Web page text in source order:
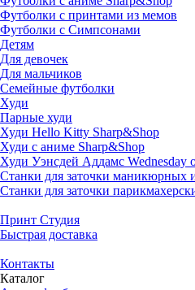
Футболки с принтами из мемов
Футболки с Симпсонами
Детям
Для девочек
Для мальчиков
Семейные футболки
Худи
Парные худи
Худи Hello Kitty Sharp&Shop
Худи с аниме Sharp&Shop
Худи Уэнсдей Аддамс Wednesday
Станки для заточки маникюрных
Станки для заточки
Принт Студия
Быстрая доставка
Контакты
Каталог